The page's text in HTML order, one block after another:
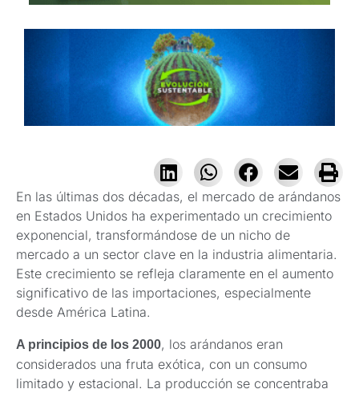
En las últimas dos décadas, el mercado de arándanos
en Estados Unidos ha experimentado un crecimiento
exponencial, transformándose de un nicho de
mercado a un sector clave en la industria alimentaria.
Este crecimiento se refleja claramente en el aumento
significativo de las importaciones, especialmente
desde América Latina.
A principios de los 2000, los arándanos eran
considerados una fruta exótica, con un consumo
limitado y estacional. La producción se concentraba